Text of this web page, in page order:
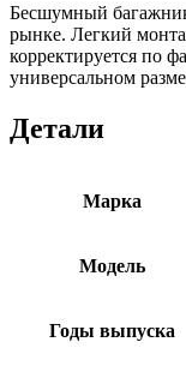
Бесшумный
рынке. Легкий
корректируется по
универсальном
Детали
Марка
Модель
Годы выпуска